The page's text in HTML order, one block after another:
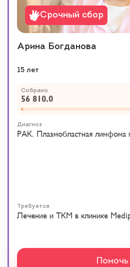
Срочный сбор
Арина Богданова
15 лет
Собрано
56 810.0
Диагноз
РАК. Плазмобластная лимфома
Требуется
Лечение и ТКМ в клинике
Помочь